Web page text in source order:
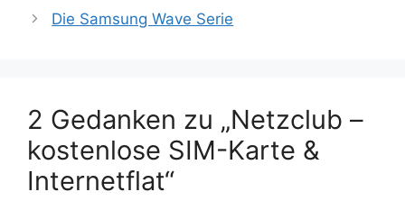
Beitrags-
Die Samsung Wave Serie
2 Gedanken zu „Netzclub –
kostenlose SIM-Karte &
Internetflat“